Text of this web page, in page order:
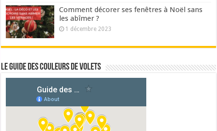
Comment décorer ses fenêtres à Noël sans
les abîmer ?
1 décembre 2023
Le guide des couleurs de volets